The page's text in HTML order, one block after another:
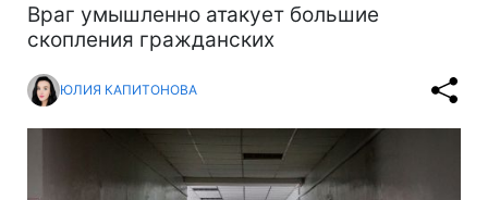
Враг умышленно атакует большие
скопления гражданских
ЮЛИЯ КАПИТОНОВА